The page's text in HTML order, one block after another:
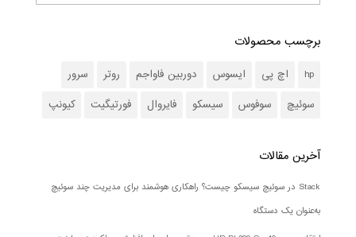
برچسب محصولات
hp اچ پی ایسوس دوربین فاواجم روتر
سرور
سوئیچ
سوفوس سیسکو فایروال فورتیگیت کیونپ
آخرین مقالات
Stack در سوئیچ سیسکو چیست؟ راهکاری هوشمند برای مدیریت چند سوئیچ
به‌عنوان یک دستگاه